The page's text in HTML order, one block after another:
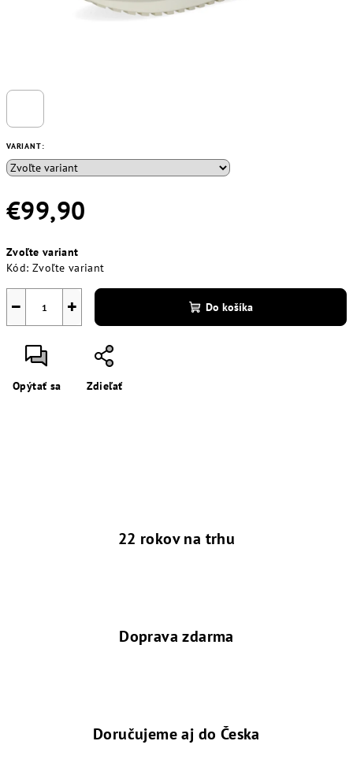
VARIANT:
€99,90
cena:
Zvoľte variant
Kód: Zvoľte variant
+
− Do košíka
Opýtať sa Zdieľať
22 rokov na trhu
Doprava zdarma
Doručujeme aj do Česka